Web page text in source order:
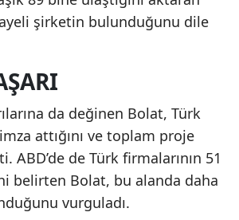
şirketin bulunduğunu dile
da değinen Bolat, Türk
attığını ve toplam proje
ABD’de de Türk firmalarının 51
belirten Bolat, bu alanda daha
vurguladı.